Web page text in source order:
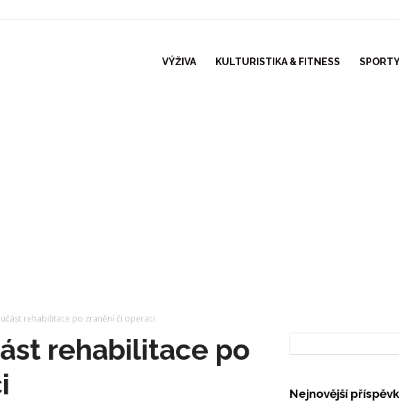
VÝŽIVA KULTURISTIKA & FITNESS
rehabilitace po zranění či operaci
rehabilitace po
Nejnovější